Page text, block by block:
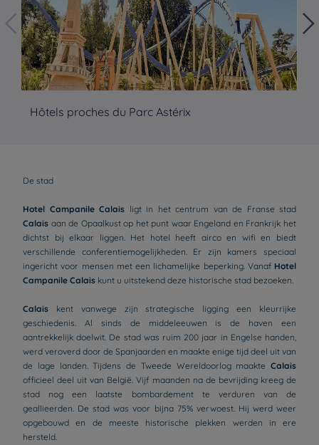
Hôtels proches du Parc Astérix
De stad
Hotel Campanile Calais ligt in het centrum van de Franse stad
Calais aan de Opaalkust op het punt waar Engeland en Frankrijk het
dichtst bij elkaar liggen. Het hotel heeft airco en wifi en biedt
verschillende conferentiemogelijkheden. Er zijn kamers speciaal
ingericht voor mensen met een lichamelijke beperking. Vanaf Hotel
Campanile Calais kunt u uitstekend deze historische stad bezoeken.
Calais kent vanwege zijn strategische ligging een kleurrijke
geschiedenis. Al sinds de middeleeuwen is de haven een
aantrekkelijk doelwit. De stad was ruim 200 jaar in Engelse handen,
werd veroverd door de Spanjaarden en maakte enige tijd deel uit van
de lage landen. Tijdens de Tweede Wereldoorlog maakte Calais
officieel deel uit van België. Vijf maanden na de bevrijding kreeg de
stad nog een laatste bombardement te verduren van de
geallieerden. De stad was voor bijna 75% verwoest. Hij werd weer
opgebouwd en de meeste historische plekken werden in ere
hersteld.